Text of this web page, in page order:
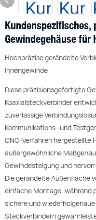
Gewindegehäuse für
Hochpräzise gerändelte
Innengewinde
Diese präzisionsgefertigte
Koaxialsteckverbinder
zuverlässige
Kommunikations- und
CNC-Verfahren hergestellte
außergewöhnliche
Gewindesteigung und
Die gerändelte Außenfläche
einfache Montage, während
sichere und
Steckverbindern